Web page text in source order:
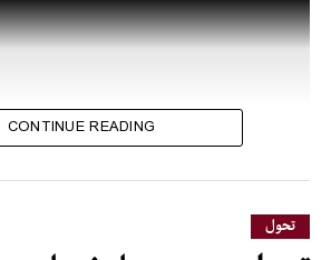
CONTINUE READING
تحول